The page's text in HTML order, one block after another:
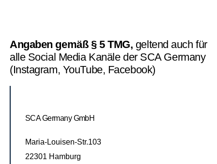
Angaben gemäß § 5 TMG, geltend auch für
alle Social Media Kanäle der SCA Germany
(Instagram, YouTube, Facebook)
SCA Germany GmbH
Maria-Louisen-Str.103
22301 Hamburg